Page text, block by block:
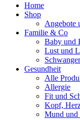
Home
Shop
Angebote
Familie & Co
Baby und
Lust und
Gesundheit
Alle
Allergie
Fit und
Kopf,
Mund und